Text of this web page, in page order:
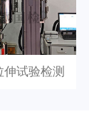
试验检测